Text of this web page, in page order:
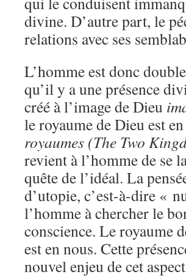
divine. D’autre part, le
relations avec ses
L’homme est donc
qu’il y a une présence
créé à l’image de Dieu
le royaume de Dieu est
royaumes (The Two
revient à l’homme de se
quête de l’idéal. La
d’utopie, c’est-à-dire «
l’homme à chercher le
conscience. Le royaume
est en nous. Cette
nouvel enjeu de cet